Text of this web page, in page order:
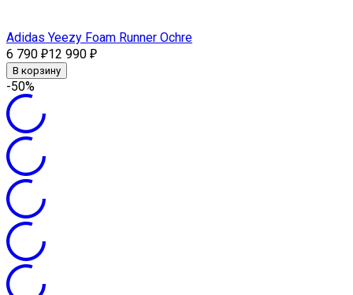
Adidas Yeezy Foam Runner Ochre
6 790 ₽12 990 ₽
В корзину
-50%